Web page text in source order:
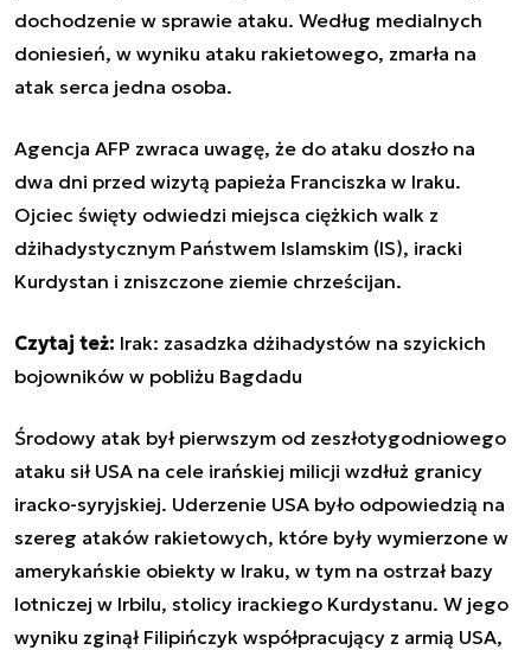
dochodzenie w sprawie ataku. Według medialnych
doniesień, w wyniku ataku rakietowego, zmarła na
atak serca jedna osoba.
Agencja AFP zwraca uwagę, że do ataku doszło na
dwa dni przed wizytą papieża Franciszka w Iraku.
Ojciec święty odwiedzi miejsca ciężkich walk z
dżihadystycznym Państwem Islamskim (IS), iracki
Kurdystan i zniszczone ziemie chrześcijan.
Czytaj też: Irak: zasadzka dżihadystów na szyickich
bojowników w pobliżu Bagdadu
Środowy atak był pierwszym od zeszłotygodniowego
ataku sił USA na cele irańskiej milicji wzdłuż granicy
iracko-syryjskiej. Uderzenie USA było odpowiedzią na
szereg ataków rakietowych, które były wymierzone w
amerykańskie obiekty w Iraku, w tym na ostrzał bazy
lotniczej w Irbilu, stolicy irackiego Kurdystanu. W jego
wyniku zginął Filipińczyk współpracujący z armią USA,